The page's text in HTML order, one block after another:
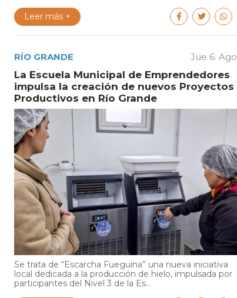
Leer más +
RÍO GRANDE Jue 6. Ago
La Escuela Municipal de Emprendedores
impulsa la creación de nuevos Proyectos
Productivos en Río Grande
Se trata de “Escarcha Fueguina” una nueva iniciativa
local dedicada a la producción de hielo, impulsada por
participantes del Nivel 3 de la Es...